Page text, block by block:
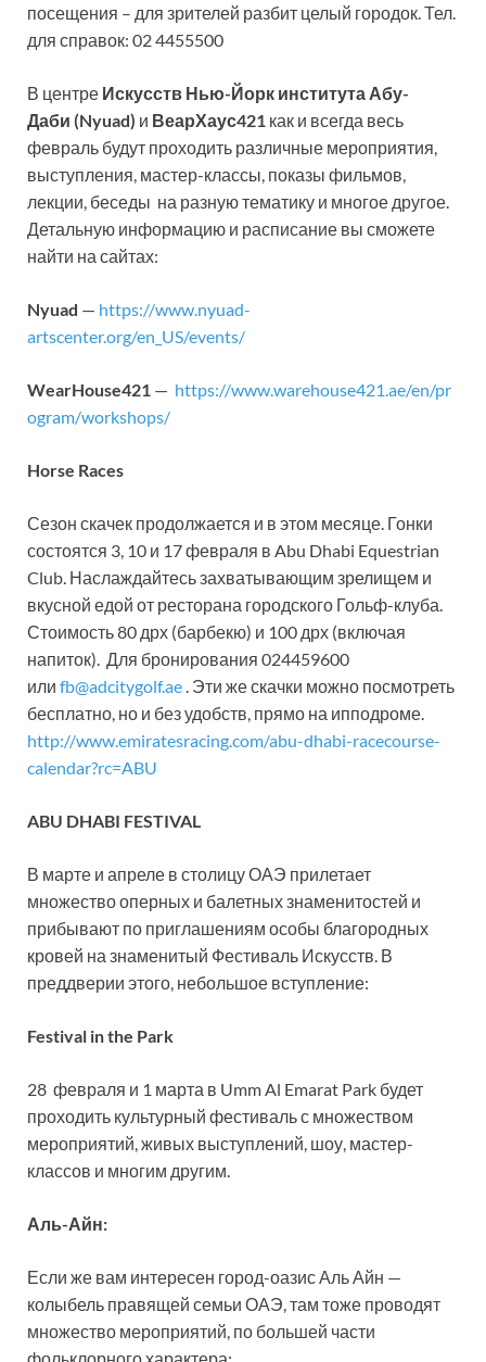
посещения – для зрителей разбит целый городок. Тел.
для справок: 02 4455500
В центре Искусств Нью-Йорк института Абу-
Даби (Nyuad) и ВеарХаус421 как и всегда весь
февраль будут проходить различные мероприятия,
выступления, мастер-классы, показы фильмов,
лекции, беседы на разную тематику и многое другое.
Детальную информацию и расписание вы сможете
найти на сайтах:
Nyuad — https://www.nyuad-
artscenter.org/en_US/events/
WearHouse421 — https://www.warehouse421.ae/en/pr
ogram/workshops/
Horse Races
Сезон скачек продолжается и в этом месяце. Гонки
состоятся 3, 10 и 17 февраля в Abu Dhabi Equestrian
Club. Наслаждайтесь захватывающим зрелищем и
вкусной едой от ресторана городского Гольф-клуба.
Стоимость 80 дрх (барбекю) и 100 дрх (включая
напиток). Для бронирования 024459600
или fb@adcitygolf.ae . Эти же скачки можно посмотреть
бесплатно, но и без удобств, прямо на ипподроме.
http://www.emiratesracing.com/abu-dhabi-racecourse-
calendar?rc=ABU
ABU DHABI FESTIVAL
В марте и апреле в столицу ОАЭ прилетает
множество оперных и балетных знаменитостей и
прибывают по приглашениям особы благородных
кровей на знаменитый Фестиваль Искусств. В
преддверии этого, небольшое вступление:
Festival in the Park
28 февраля и 1 марта в Umm Al Emarat Park будет
проходить культурный фестиваль с множеством
мероприятий, живых выступлений, шоу, мастер-
классов и многим другим.
Аль-Айн:
Если же вам интересен город-оазис Аль Айн —
колыбель правящей семьи ОАЭ, там тоже проводят
множество мероприятий, по большей части
фольклорного характера: